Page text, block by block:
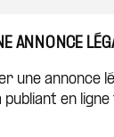
ANNONCE
une annonce
publiant en